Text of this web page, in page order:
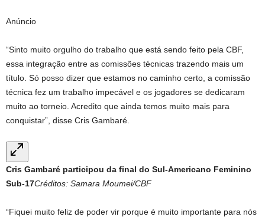
Anúncio
“Sinto muito orgulho do trabalho que está sendo feito pela CBF,
essa integração entre as comissões técnicas trazendo mais um
título. Só posso dizer que estamos no caminho certo, a comissão
técnica fez um trabalho impecável e os jogadores se dedicaram
muito ao torneio. Acredito que ainda temos muito mais para
conquistar”, disse Cris Gambaré.
Cris Gambaré participou da final do Sul-Americano Feminino
Sub-17Créditos: Samara Moumei/CBF
“Fiquei muito feliz de poder vir porque é muito importante para nós